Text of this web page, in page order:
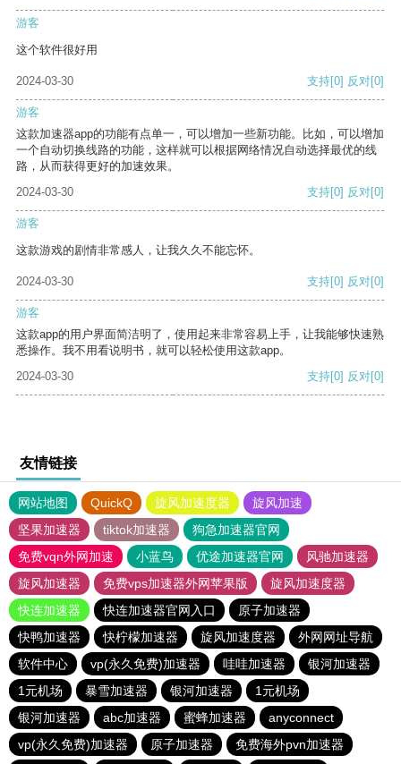
游客
这个软件很好用
2024-03-30 支持[0] 反对[0]
游客
这款加速器app的功能有点单一，可以增加一些新功能。比如，可以增加
一个自动切换线路的功能，这样就可以根据网络情况自动选择最优的线
路，从而获得更好的加速效果。
2024-03-30
支持[0] 反对[0]
游客
这款游戏的剧情非常感人，让我久久不能忘怀。
2024-03-30 支持[0] 反对[0]
游客
这款app的用户界面简洁明了，使用起来非常容易上手，让我能够快速熟
悉操作。我不用看说明书，就可以轻松使用这款app。
2024-03-30
支持[0] 反对[0]
友情链接
网站地图 QuickQ 旋风加速度器
旋风加速
坚果加速器
tiktok加速器
狗急加速器官网
免费vqn外网加速
小蓝鸟 优途加速器官网
风驰加速器
旋风加速器
免费vps加速器外网苹果版
旋风加速度器
快连加速器
快连加速器官网入口
原子加速器
快鸭加速器
快柠檬加速器 旋风加速度器
外网网址导航
软件中心
vp(永久免费)加速器 哇哇加速器
银河加速器
1元机场
暴雪加速器 银河加速器
1元机场
银河加速器
abc加速器 蜜蜂加速器
anyconnect
vp(永久免费)加速器
原子加速器 免费海外pvn加速器